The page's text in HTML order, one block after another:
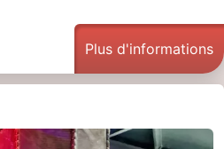
Plus d'informations